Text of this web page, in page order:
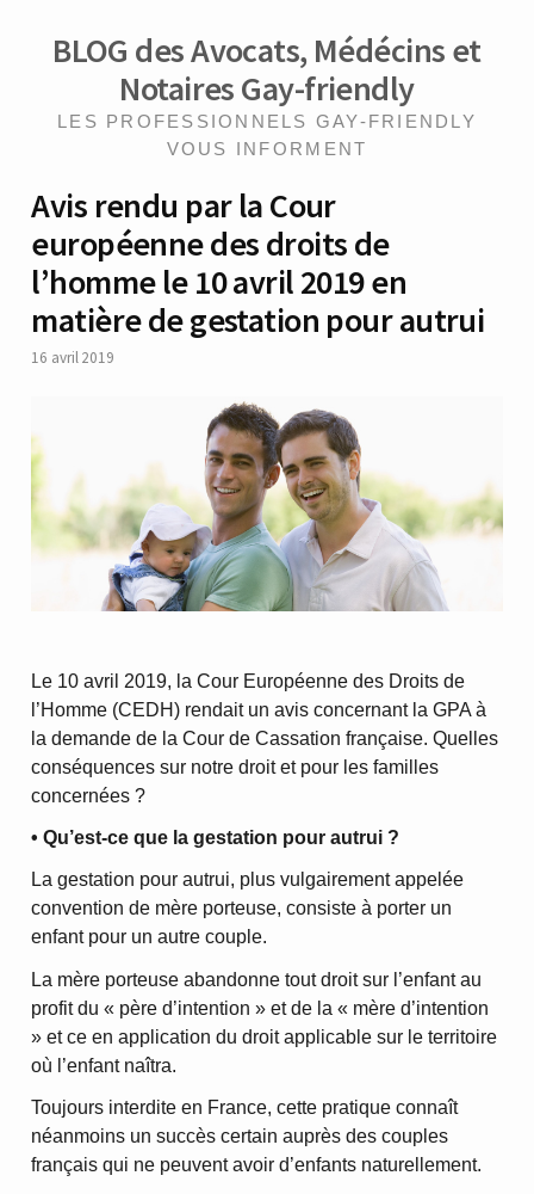
BLOG des Avocats, Médécins et
Notaires Gay-friendly
LES PROFESSIONNELS GAY-FRIENDLY
VOUS INFORMENT
Avis rendu par la Cour
européenne des droits de
l’homme le 10 avril 2019 en
matière de gestation pour autrui
16 avril 2019
Le 10 avril 2019, la Cour Européenne des Droits de
l’Homme (CEDH) rendait un avis concernant la GPA à
la demande de la Cour de Cassation française. Quelles
conséquences sur notre droit et pour les familles
concernées ?
• Qu’est-ce que la gestation pour autrui ?
La gestation pour autrui, plus vulgairement appelée
convention de mère porteuse, consiste à porter un
enfant pour un autre couple.
La mère porteuse abandonne tout droit sur l’enfant au
profit du « père d’intention » et de la « mère d’intention
» et ce en application du droit applicable sur le territoire
où l’enfant naîtra.
Toujours interdite en France, cette pratique connaît
néanmoins un succès certain auprès des couples
français qui ne peuvent avoir d’enfants naturellement.